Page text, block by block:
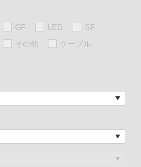
GF LED
SF
その他
ケーブル